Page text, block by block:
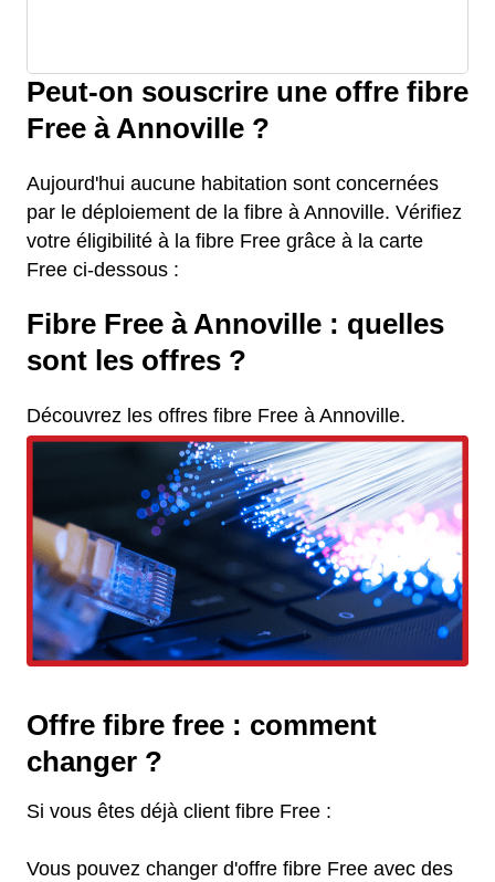
Peut-on souscrire une offre fibre
Free à Annoville ?
Aujourd'hui aucune habitation sont concernées
par le déploiement de la fibre à Annoville. Vérifiez
votre éligibilité à la fibre Free grâce à la carte
Free ci-dessous :
Fibre Free à Annoville : quelles
sont les offres ?
Découvrez les offres fibre Free à Annoville.
Offre fibre free : comment
changer ?
Si vous êtes déjà client fibre Free :
Vous pouvez changer d'offre fibre Free avec des